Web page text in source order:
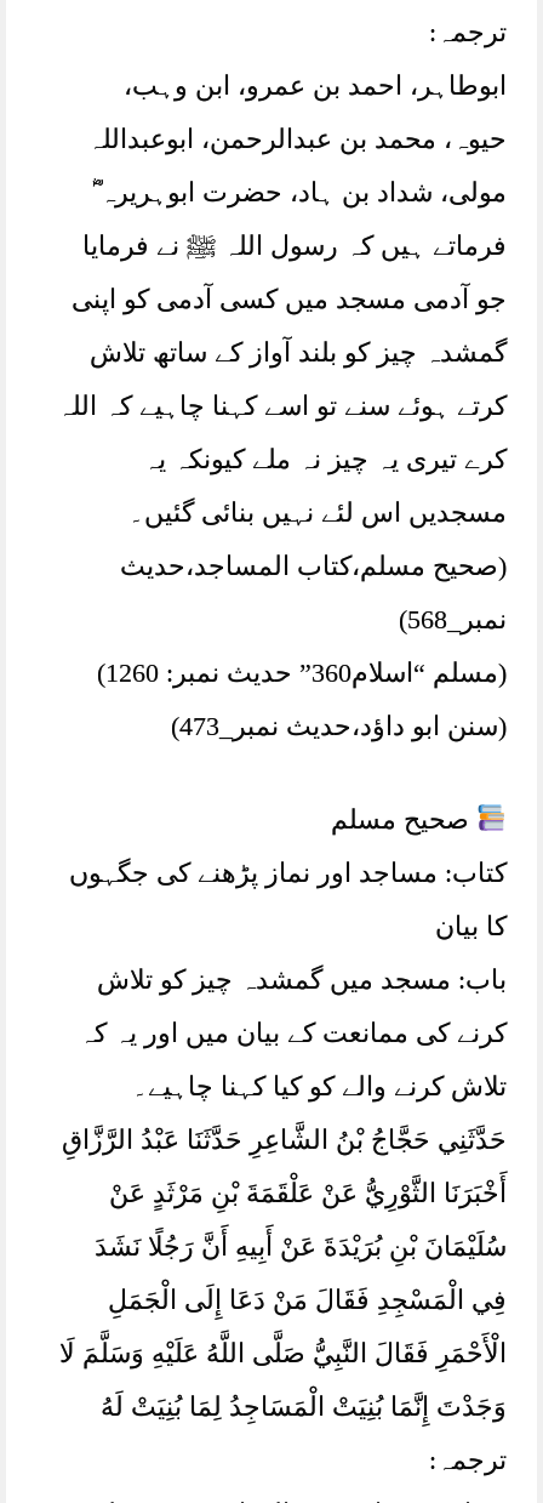
ترجمہ:
ابوطاہر، احمد بن عمرو، ابن وہب،
حیوہ، محمد بن عبدالرحمن، ابوعبداللہ
مولی، شداد بن ہاد، حضرت ابوہریرہ ؓ
فرماتے ہیں کہ رسول اللہ ﷺ نے فرمایا
جو آدمی مسجد میں کسی آدمی کو اپنی
گمشدہ چیز کو بلند آواز کے ساتھ تلاش
کرتے ہوئے سنے تو اسے کہنا چاہیے کہ اللہ
کرے تیری یہ چیز نہ ملے کیونکہ یہ
مسجدیں اس لئے نہیں بنائی گئیں۔
(صحیح مسلم،کتاب المساجد،حدیث
نمبر_568)
(مسلم “اسلام360” حدیث نمبر: 1260)
(سنن ابو داؤد،حدیث نمبر_473)
صحیح مسلم
کتاب: مساجد اور نماز پڑھنے کی جگہوں
کا بیان
باب: مسجد میں گمشدہ چیز کو تلاش
کرنے کی ممانعت کے بیان میں اور یہ کہ
تلاش کرنے والے کو کیا کہنا چاہیے۔
حَدَّثَنِي حَجَّاجُ بْنُ الشَّاعِرِ حَدَّثَنَا عَبْدُ الرَّزَّاقِ
أَخْبَرَنَا الثَّوْرِيُّ عَنْ عَلْقَمَةَ بْنِ مَرْثَدٍ عَنْ
سُلَيْمَانَ بْنِ بُرَيْدَةَ عَنْ أَبِيهِ أَنَّ رَجُلًا نَشَدَ
فِي الْمَسْجِدِ فَقَالَ مَنْ دَعَا إِلَی الْجَمَلِ
الْأَحْمَرِ فَقَالَ النَّبِيُّ صَلَّی اللَّهُ عَلَيْهِ وَسَلَّمَ لَا
وَجَدْتَ إِنَّمَا بُنِيَتْ الْمَسَاجِدُ لِمَا بُنِيَتْ لَهُ
ترجمہ: